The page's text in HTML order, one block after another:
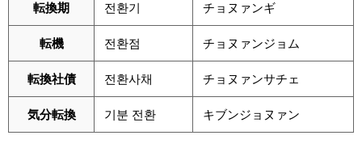
転換期 전환기 チョヌァンギ
転機 전환점 チョヌァンジョム
転換社債 전환사채 チョヌァンサチェ
気分転換 기분 전환 キブンジョヌァン